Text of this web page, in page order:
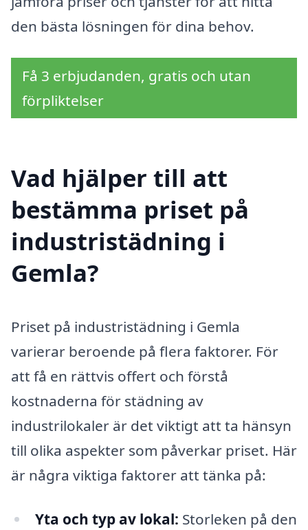
den bästa lösningen för dina behov.
Få 3 erbjudanden, gratis och utan
förpliktelser
Vad hjälper till att
bestämma priset på
industristädning i
Gemla?
Priset på industristädning i Gemla
varierar beroende på flera faktorer. För
att få en rättvis offert och förstå
kostnaderna för städning av
industrilokaler är det viktigt att ta hänsyn
till olika aspekter som påverkar priset. Här
är några viktiga faktorer att tänka på:
Yta och typ av lokal: Storleken på den